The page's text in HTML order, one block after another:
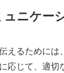
ュニケー
えるためには
応じて、適